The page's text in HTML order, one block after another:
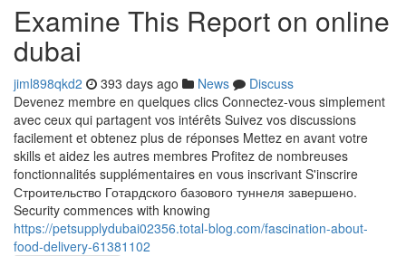
Examine This Report on online
dubai
jiml898qkd2 393 days ago News
Discuss
Devenez membre en quelques clics Connectez-vous simplement
avec ceux qui partagent vos intérêts Suivez vos discussions
facilement et obtenez plus de réponses Mettez en avant votre
skills et aidez les autres membres Profitez de nombreuses
fonctionnalités supplémentaires en vous inscrivant S'inscrire
Строительство Готардского базового туннеля завершено.
Security commences with knowing
https://petsupplydubai02356.total-blog.com/fascination-about-
food-delivery-61381102